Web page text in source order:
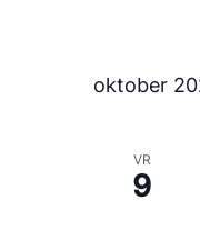
oktober
VR
9